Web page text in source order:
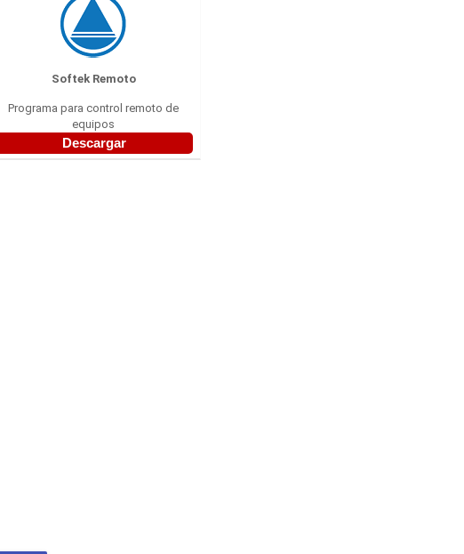
Softek Remoto
Programa para control remoto de
equipos
Descargar